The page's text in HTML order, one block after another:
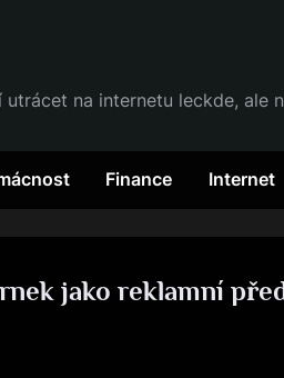
utrácet na internetu leckde,
Finance Internet
jako reklamní